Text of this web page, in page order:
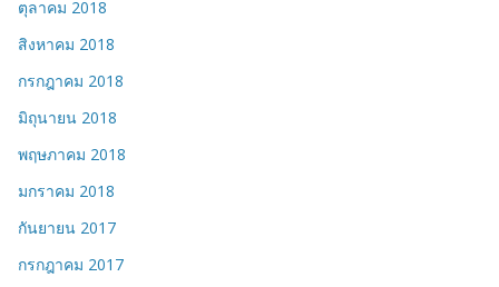
ตุลาคม 2018
สิงหาคม 2018
กรกฎาคม 2018
มิถุนายน 2018
พฤษภาคม 2018
มกราคม 2018
กันยายน 2017
กรกฎาคม 2017